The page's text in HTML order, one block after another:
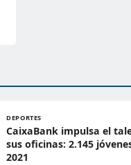
DEPORTES
CaixaBank impulsa el
sus oficinas: 2.145
2021